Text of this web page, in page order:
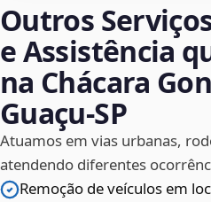
Outros
e Assistência
na Chácara
Guaçu‑SP
Atuamos em vias urbanas,
atendendo diferentes
Remoção de veículos em